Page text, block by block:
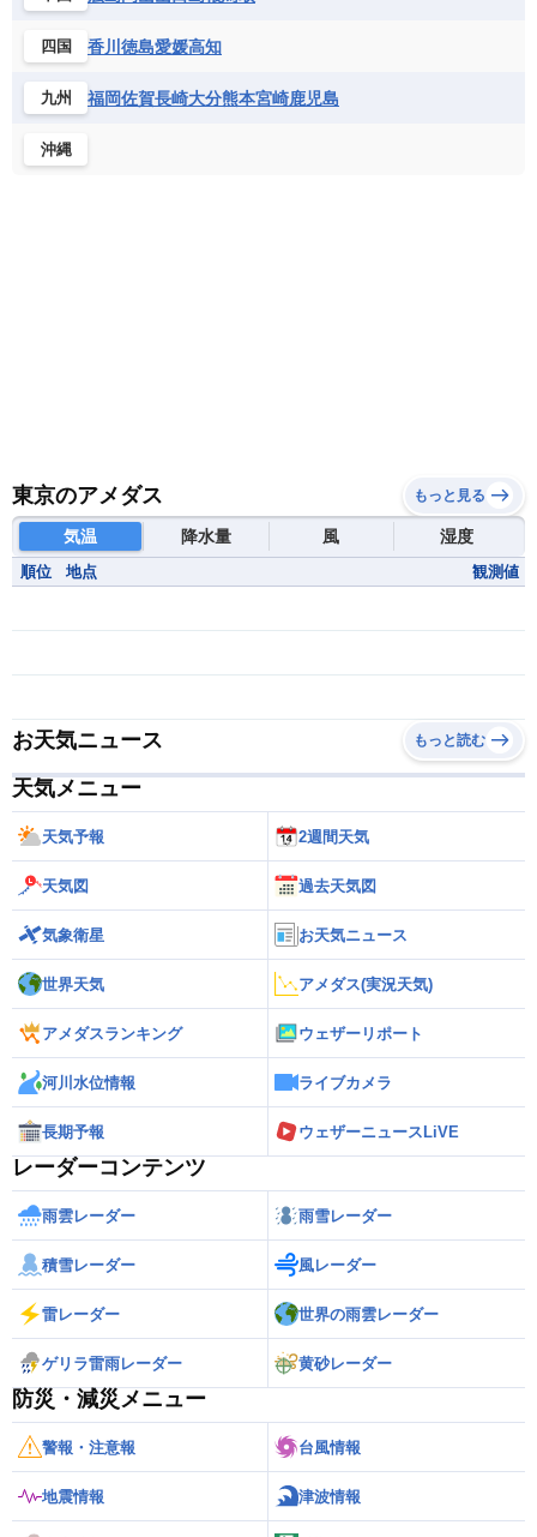
四国 香川 徳島愛媛高知
九州 福岡佐賀長崎大分熊本宮崎鹿児島
沖縄
東京のアメダス もっと見る
気温 降水量 風 湿度
順位 地点 観測値
お天気ニュース もっと読む
天気メニュー
天気予報 2週間天気
天気図 過去天気図
気象衛星 お天気ニュース
世界天気 アメダス(実況天気)
アメダスランキング ウェザーリポート
河川水位情報 ライブカメラ
長期予報 ウェザーニュースLiVE
レーダーコンテンツ
雨雲レーダー 雨雪レーダー
積雪レーダー 風レーダー
雷レーダー 世界の雨雲レーダー
ゲリラ雷雨レーダー 黄砂レーダー
防災・減災メニュー
警報・注意報 台風情報
地震情報 津波情報